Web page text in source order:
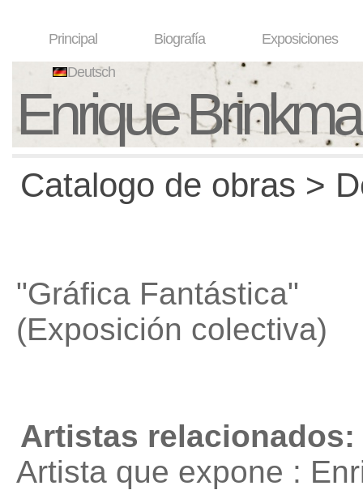
Principal Biografía Exposiciones
Deutsch
Enrique
Catalogo de obras >
"Gráfica Fantástica"
(Exposición colectiva)
Artistas relacionados:
Artista que expone :